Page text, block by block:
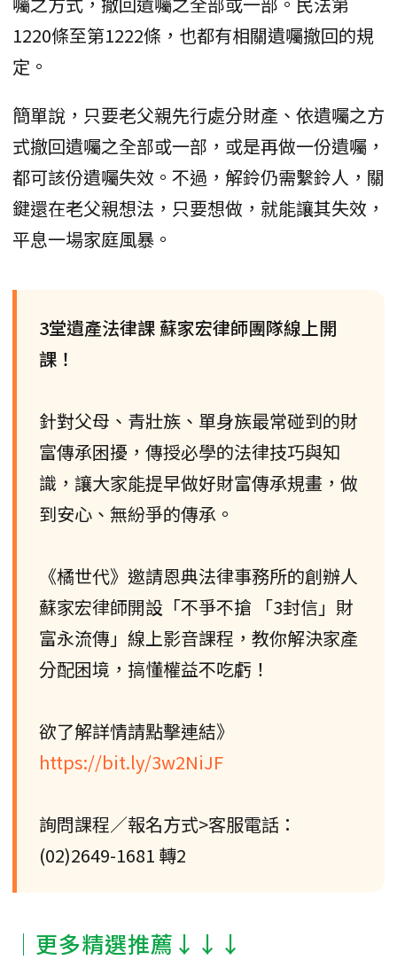
1220條至第1222條，也都有相關遺囑撤回的規
定。
簡單說，只要老父親先行處分財產、依遺囑之方
式撤回遺囑之全部或一部，或是再做一份遺囑，
都可該份遺囑失效。不過，解鈴仍需繫鈴人，關
鍵還在老父親想法，只要想做，就能讓其失效，
平息一場家庭風暴。
3堂遺產法律課 蘇家宏律師團隊線上開
課！
針對父母、青壯族、單身族最常碰到的財
富傳承困擾，傳授必學的法律技巧與知
識，讓大家能提早做好財富傳承規畫，做
到安心、無紛爭的傳承。
《橘世代》邀請恩典法律事務所的創辦人
蘇家宏律師開設「不爭不搶 「3封信」財
富永流傳」線上影音課程，教你解決家產
分配困境，搞懂權益不吃虧！
欲了解詳情請點擊連結》
https://bit.ly/3w2NiJF
詢問課程／報名方式>客服電話：
(02)2649-1681 轉2
│更多精選推薦↓↓↓